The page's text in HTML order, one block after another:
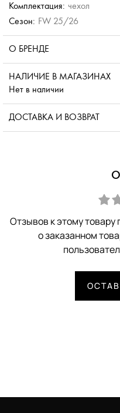
Комплектация: чехол
Сезон: FW 25/26
О БРЕНДЕ
НАЛИЧИЕ В МАГАЗИНАХ
Нет в наличии
ДОСТАВКА И ВОЗВРАТ
Отзывов к этому
о заказанном